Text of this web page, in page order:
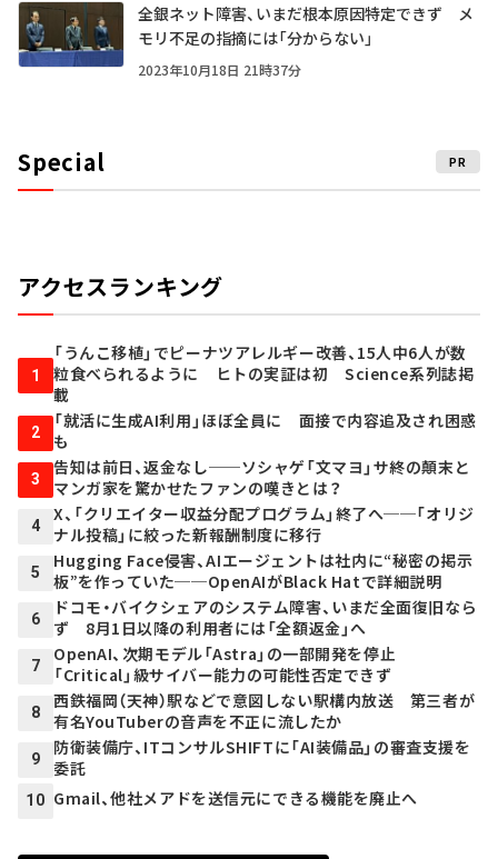
全銀ネット障害、いまだ根本原因特定できず メ
モリ不足の指摘には「分からない」
2023年10月18日 21時37分
Special PR
アクセスランキング
1
「うんこ移植」でピーナツアレルギー改善、15人中6人が数
粒食べられるように ヒトの実証は初 Science系列誌掲
載
2
「就活に生成AI利用」ほぼ全員に 面接で内容追及され困惑
も
3
告知は前日、返金なし──ソシャゲ「文マヨ」サ終の顛末と
マンガ家を驚かせたファンの嘆きとは？
4
X、「クリエイター収益分配プログラム」終了へ──「オリジ
ナル投稿」に絞った新報酬制度に移行
5
Hugging Face侵害、AIエージェントは社内に“秘密の掲示
板”を作っていた──OpenAIがBlack Hatで詳細説明
6
ドコモ・バイクシェアのシステム障害、いまだ全面復旧なら
ず 8月1日以降の利用者には「全額返金」へ
7
OpenAI、次期モデル「Astra」の一部開発を停止
「Critical」級サイバー能力の可能性否定できず
8
西鉄福岡（天神）駅などで意図しない駅構内放送 第三者が
有名YouTuberの音声を不正に流したか
9
防衛装備庁、ITコンサルSHIFTに「AI装備品」の審査支援を
委託
10 Gmail、他社メアドを送信元にできる機能を廃止へ